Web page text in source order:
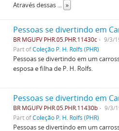
Através dessas ... »
Pessoas se divertindo em
BR MGUFV PHR.05.PHR.11430c
9/3/
Part ofColeção P. H. Rolfs (PHR)
Pessoas se divertindo em um
esposa e filha de P. H. Rolfs.
Pessoas se divertindo em
BR MGUFV PHR.05.PHR.11430b
9/3/
Part ofColeção P. H. Rolfs (PHR)
Pessoas se divertindo em um